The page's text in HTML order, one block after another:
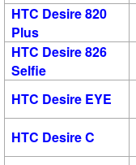
HTC Desire 820
Plus
HTC Desire 826
Selfie
HTC Desire EYE
HTC Desire C